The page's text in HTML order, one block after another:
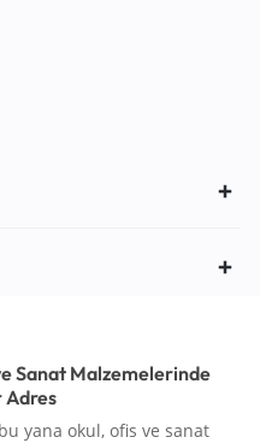
Sanat Malzemelerinde
Adres
yana okul, ofis ve sanat